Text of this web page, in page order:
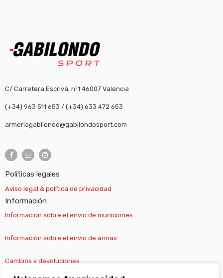
C/ Carretera Escrivá, nº1 46007 Valencia
(+34) 963 511 653 / (+34) 633 472 653
armeriagabilondo@gabilondosport.com
Políticas legales
Aviso legal & política de privacidad
Información
Informacion sobre el envío de municiones
Información sobre el envío de armas
Cambios y devoluciones